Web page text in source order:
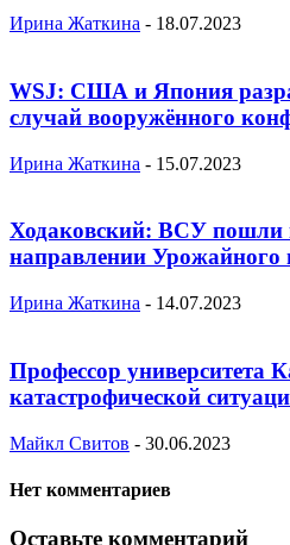
Ирина Жаткина - 18.07.2023
WSJ: США и Япония
случай вооружённого
Ирина Жаткина - 15.07.2023
Ходаковский: ВСУ пошли
направлении
Ирина Жаткина - 14.07.2023
Профессор университета
катастрофической
Майкл Свитов - 30.06.2023
Нет комментариев
Оставьте комментарий